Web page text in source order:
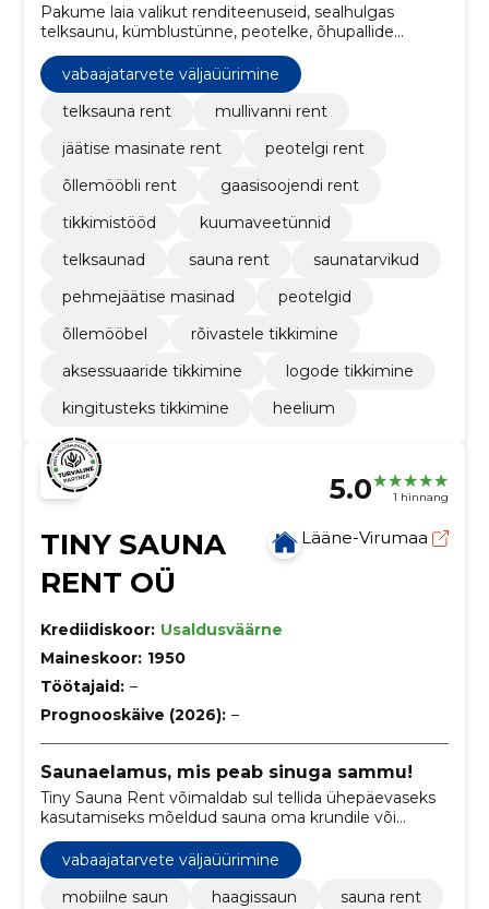
Pakume laia valikut renditeenuseid, sealhulgas
telksaunu, kümblustünne, peotelke, õhupallide
tikkimistöid, et muuta Teie pidustused ja üritused
eriliseks ja meeldejäävaks
vabaajatarvete väljaüürimine
telksauna rent
mullivanni rent
jäätise masinate rent
peotelgi rent
õllemööbli rent
gaasisoojendi rent
tikkimistööd
kuumaveetünnid
telksaunad
sauna rent
saunatarvikud
pehmejäätise masinad
peotelgid
õllemööbel
rõivastele tikkimine
aksessuaaride tikkimine
logode tikkimine
kingitusteks tikkimine
heelium
5.0 1 hinnang
TINY SAUNA
RENT OÜ
Lääne-Virumaa
Krediidiskoor: Usaldusväärne
Maineskoor: 1950
Töötajaid: –
Prognooskäive (2026): –
Saunaelamus, mis peab sinuga sammu!
Tiny Sauna Rent võimaldab sul tellida ühepäevaseks
kasutamiseks mõeldud sauna oma krundile või
mõistliku ligipääsuga asukohta. Meie teenuste hulka
kuuluvad ka transport ja kütmine. Tutvu kindlasti
kõikide reeglitega!
vabaajatarvete väljaüürimine
mobiilne saun
haagissaun
sauna rent